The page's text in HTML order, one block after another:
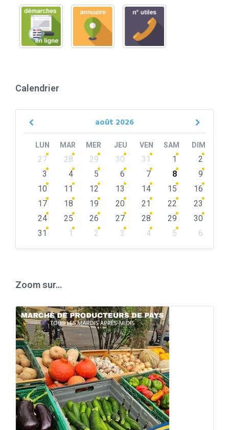
Calendrier
août 2026
Previous
LUN MAR MER JEU VEN SAM DIM
Skip
calendar
27 28 29 30 31 1
2
3
4 5 6 7 8
9
10
11 12 13 14 15
16
17
18 19 20 21 22
23
24
25 26 27 28 29
30
31
1 2 3 4 5
6
Zoom sur…